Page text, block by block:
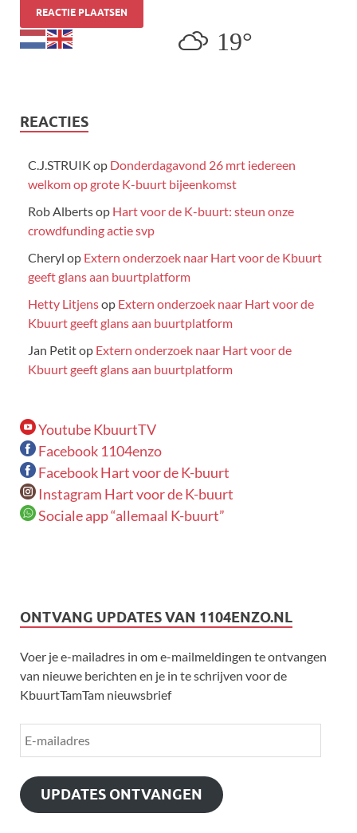
19°
REACTIES
C.J.STRUIK op Donderdagavond 26 mrt iedereen
welkom op grote K-buurt bijeenkomst
Rob Albertsop Hart voor de K-buurt: steun onze
crowdfunding actie svp
Cheryl op Extern onderzoek naar Hart voor de Kbuurt
geeft glans aan buurtplatform
Hetty Litjensop Extern onderzoek naar Hart voor de
Kbuurt geeft glans aan buurtplatform
Jan Petitop Extern onderzoek naar Hart voor de
Kbuurt geeft glans aan buurtplatform
Youtube KbuurtTV
Facebook 1104enzo
Facebook Hart voor de K-buurt
Instagram Hart voor de K-buurt
Sociale app “allemaal K-buurt”
ONTVANG UPDATES VAN 1104ENZO.NL
Voer je e-mailadres in om e-mailmeldingen te ontvangen
van nieuwe berichten en je in te schrijven voor de
KbuurtTamTam nieuwsbrief
UPDATES ONTVANGEN